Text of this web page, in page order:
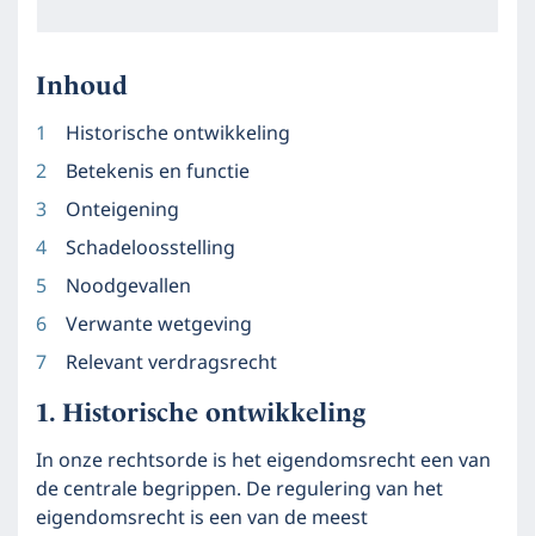
Inhoud
Historische ontwikkeling
Betekenis en functie
Onteigening
Schadeloosstelling
Noodgevallen
Verwante wetgeving
Relevant verdragsrecht
Historische ontwikkeling
In onze rechtsorde is het eigendomsrecht een van
de centrale begrippen. De regulering van het
eigendomsrecht is een van de meest